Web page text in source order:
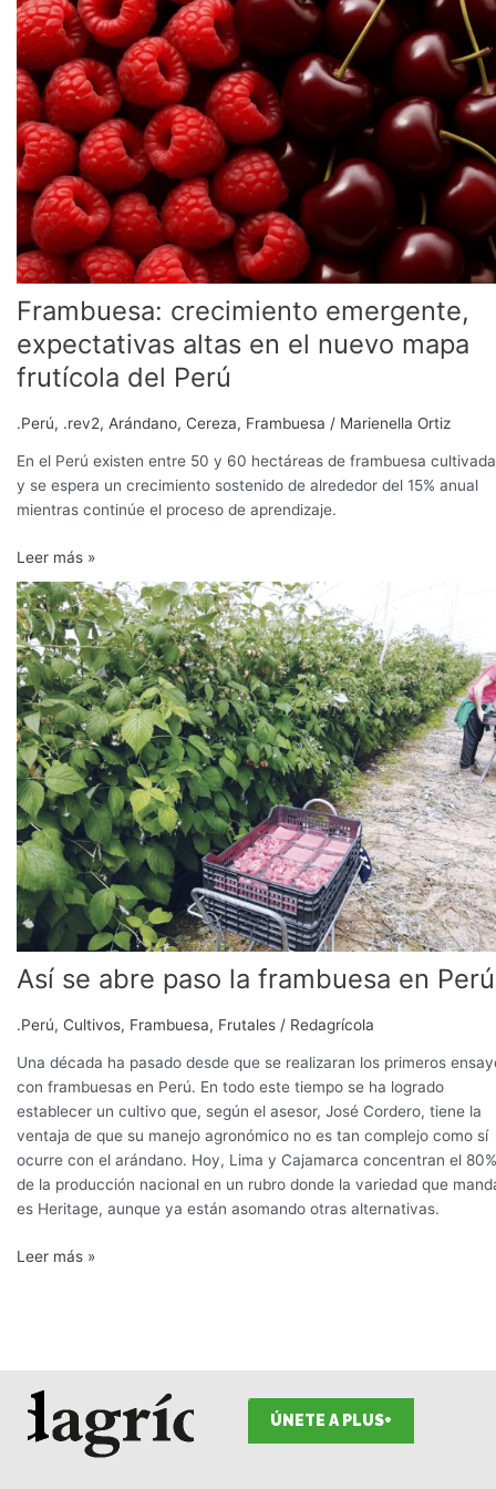
Frambuesa: crecimiento emergente,
expectativas altas en el nuevo mapa
frutícola del Perú
.Perú, .rev2, Arándano, Cereza, Frambuesa / Marienella Ortiz
En el Perú existen entre 50 y 60 hectáreas de frambuesa
y se espera un crecimiento sostenido de alrededor del 15% anual
mientras continúe el proceso de aprendizaje.
emergente,
expectativas
altas
en
el
nuevo
mapa
frutícola
del
Perú
Leer más »
Así se abre paso la frambuesa en Perú
.Perú, Cultivos, Frambuesa, Frutales / Redagrícola
Una década ha pasado desde que se realizaran los primeros
con frambuesas en Perú. En todo este tiempo se ha logrado
establecer un cultivo que, según el asesor, José Cordero, tiene la
ventaja de que su manejo agronómico no es tan complejo como sí
ocurre con el arándano. Hoy, Lima y Cajamarca concentran el 80%
de la producción nacional en un rubro donde la variedad que
es Heritage, aunque ya están asomando otras alternativas.
Así
se
abre
paso
la
frambuesa
en
Perú
Leer más »
ÚNETE A PLUS+